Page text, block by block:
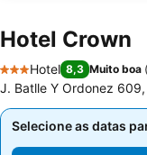
Hotel Crown
3 Estrelas
Hotel 8,3 Muito boa (
J. Batlle Y Ordonez
Selecione as datas
Selecione as datas